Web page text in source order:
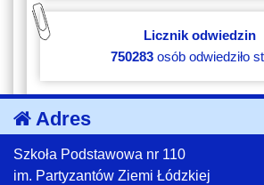
Licznik odwiedzin
750283osób odwiedziło
Adres
Szkoła Podstawowa nr 110
im. Partyzantów Ziemi Łódzkiej